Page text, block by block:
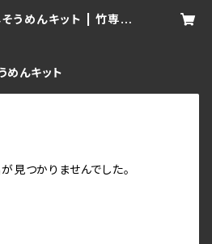
うめんキット | 竹専門
めんキット
見つかりませんでした。